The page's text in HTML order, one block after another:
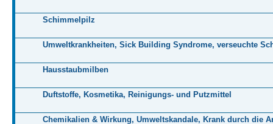
Schimmelpilz
Umweltkrankheiten, Sick Building Syndrome, verseuchte
Hausstaubmilben
Duftstoffe, Kosmetika, Reinigungs- und Putzmittel
Chemikalien & Wirkung, Umweltskandale, Krank durch die